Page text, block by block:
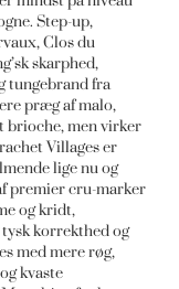
Step-up,
Clos du
skarphed,
tungebrand fra
præg af malo,
brioche, men virker
Villages er
lige nu og
premier cru-marker
og kridt,
korrekthed og
med mere røg,
kvaste